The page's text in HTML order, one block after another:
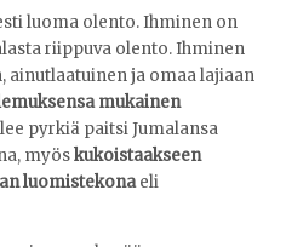
luoma olento. Ihminen on
riippuva olento. Ihminen
ainutlaatuinen ja omaa lajiaan
mukainen
pyrkiä paitsi Jumalansa
myöskukoistaakseen
luomistekonaeli